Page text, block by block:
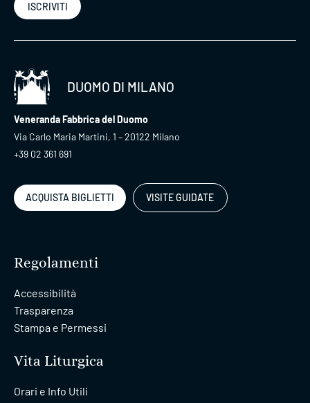
ISCRIVITI
DUOMO DI MILANO
Veneranda Fabbrica del Duomo
Via Carlo Maria Martini, 1 – 20122 Milano
+39 02 361 691
ACQUISTA BIGLIETTI VISITE GUIDATE
Regolamenti
Accessibilità
Trasparenza
Stampa e Permessi
Vita Liturgica
Orari e Info Utili